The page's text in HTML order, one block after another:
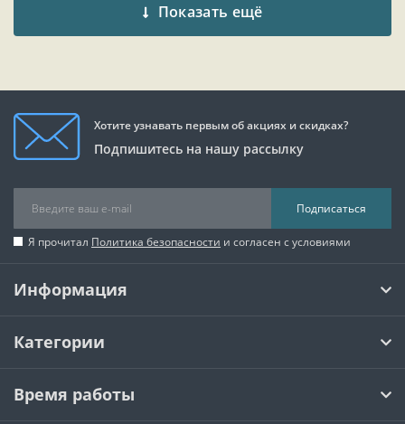
Показать ещё
Хотите узнавать первым об акциях и скидках?
Подпишитесь на нашу рассылку
Подписаться
Я прочитал Политика безопасности и согласен с условиями
Информация
Категории
Время работы